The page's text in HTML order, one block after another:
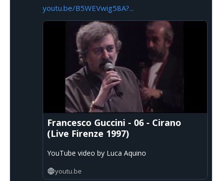
youtu.be/B5WEVwig58A?...
Francesco Guccini - 06 - Cirano
(Live Firenze 1997)
YouTube video by Luca Aquino
youtu.be